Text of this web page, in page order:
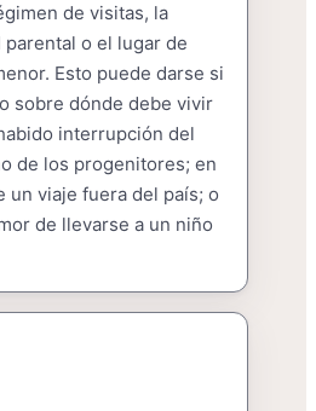
de visitas, la
o el lugar de
Esto puede darse si
sobre dónde debe vivir
interrupción del
de los progenitores; en
un viaje fuera del país; o
de llevarse a un niño